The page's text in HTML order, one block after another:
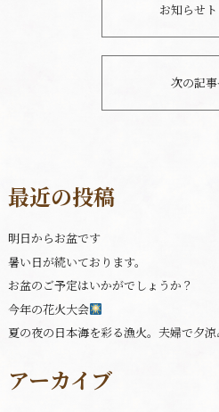
お知らせ
次の記
最近の投稿
明日からお盆です
暑い日が続いております。
お盆のご予定はいかがでしょうか？
今年の花火大会
夏の夜の日本海を彩る漁火。夫婦で夕
アーカイブ